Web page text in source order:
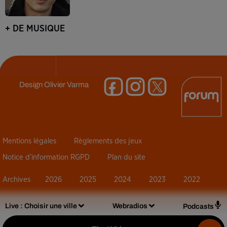
Live : Choisir une ville Webradios Podcasts
+ DE MUSIQUE
DesignOlivier Varma
Mentions légales Règlements des jeux
Notice d’information RGPD Plan du site
Archives 2026 2025 2024 2023 2022